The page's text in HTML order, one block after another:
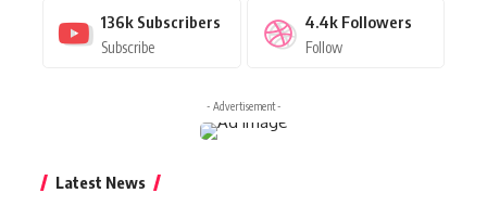
136k Subscribers
Subscribe
4.4k Followers
Follow
- Advertisement -
Latest News